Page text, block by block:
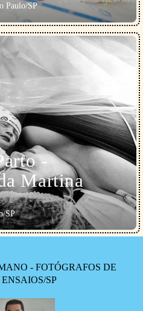
Paulo/SP
-
Martina
SP
- FOTÓGRAFOS DE
SP